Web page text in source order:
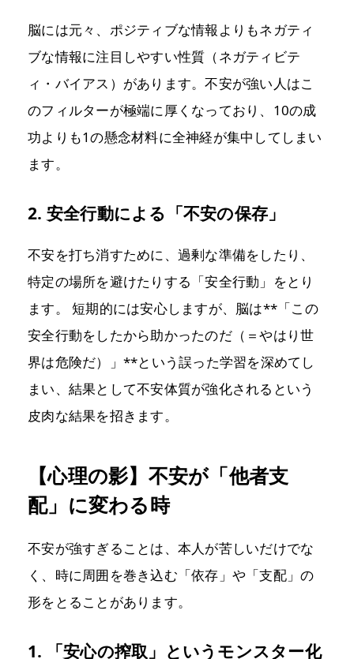
脳には元々、ポジティブな情報よりもネガティ
ブな情報に注目しやすい性質（ネガティビテ
ィ・バイアス）があります。不安が強い人はこ
のフィルターが極端に厚くなっており、10の成
功よりも1の懸念材料に全神経が集中してしまい
ます。
2. 安全行動による「不安の保存」
不安を打ち消すために、過剰な準備をしたり、
特定の場所を避けたりする「安全行動」をとり
ます。 短期的には安心しますが、脳は**「この
安全行動をしたから助かったのだ（＝やはり世
界は危険だ）」**という誤った学習を深めてし
まい、結果として不安体質が強化されるという
皮肉な結果を招きます。
【心理の影】不安が「他者支
配」に変わる時
不安が強すぎることは、本人が苦しいだけでな
く、時に周囲を巻き込む「依存」や「支配」の
形をとることがあります。
1. 「安心の搾取」というモンスター化